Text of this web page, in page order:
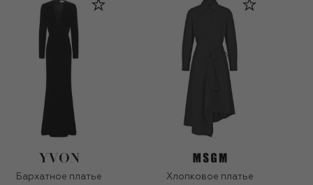
Бархатное платье Хлопковое платье